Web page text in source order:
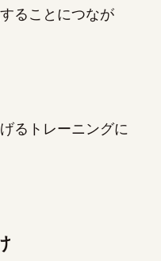
ることにつなが
るトレーニングに